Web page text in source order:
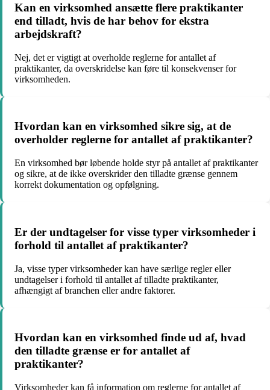
Kan en virksomhed ansætte flere praktikanter
end tilladt, hvis de har behov for ekstra
arbejdskraft?
Nej, det er vigtigt at overholde reglerne for antallet af
praktikanter, da overskridelse kan føre til konsekvenser for
virksomheden.
Hvordan kan en virksomhed sikre sig, at de
overholder reglerne for antallet af praktikanter?
En virksomhed bør løbende holde styr på antallet af praktikanter
og sikre, at de ikke overskrider den tilladte grænse gennem
korrekt dokumentation og opfølgning.
Er der undtagelser for visse typer virksomheder i
forhold til antallet af praktikanter?
Ja, visse typer virksomheder kan have særlige regler eller
undtagelser i forhold til antallet af tilladte praktikanter,
afhængigt af branchen eller andre faktorer.
Hvordan kan en virksomhed finde ud af, hvad
den tilladte grænse er for antallet af
praktikanter?
Virksomheder kan få information om reglerne for antallet af